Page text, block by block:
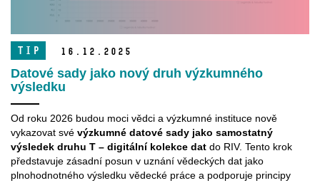
TIP 16. 12. 2025
Datové sady jako nový druh výzkumného
výsledku
Od roku 2026 budou moci vědci a výzkumné instituce nově
vykazovat své výzkumné datové sady jako samostatný
výsledek druhu T – digitální kolekce dat do RIV. Tento krok
představuje zásadní posun v uznání vědeckých dat jako
plnohodnotného výsledku vědecké práce a podporuje principy